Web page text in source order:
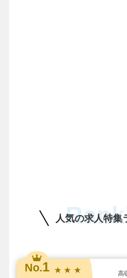
文
人気の求人特集
No.1 ★ ★ ★
高